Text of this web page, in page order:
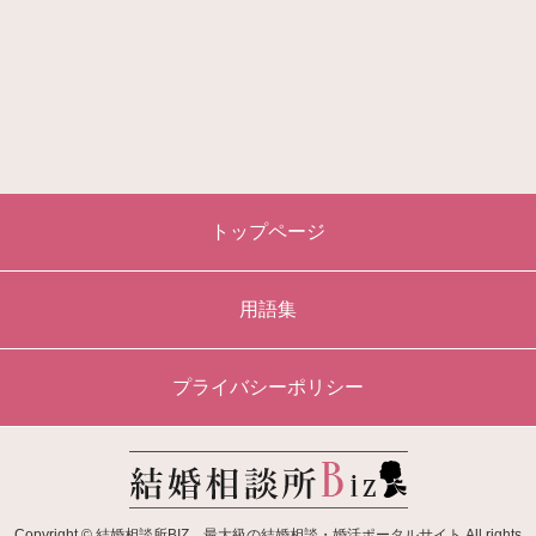
トップページ
用語集
プライバシーポリシー